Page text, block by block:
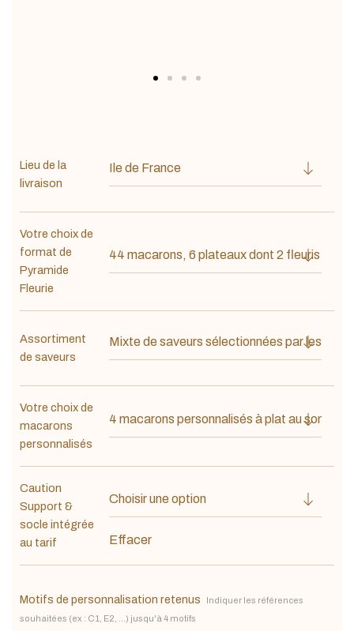
Lieu de la
livraison
Votre choix de
format de
Pyramide
Fleurie
Assortiment
de saveurs
Votre choix de
macarons
personnalisés
Caution
Support &
socle intégrée
au tarif
Effacer
Motifs de personnalisation retenus
Indiquer les références
souhaitées (ex : C1, E2, ...) jusqu'à 4 motifs